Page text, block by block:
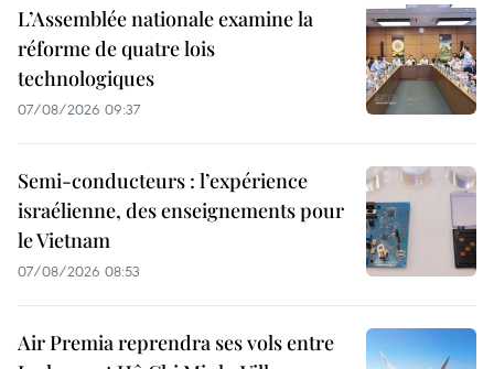
L’Assemblée nationale examine la
réforme de quatre lois
technologiques
07/08/2026 09:37
Semi-conducteurs : l’expérience
israélienne, des enseignements pour
le Vietnam
07/08/2026 08:53
Air Premia reprendra ses vols entre